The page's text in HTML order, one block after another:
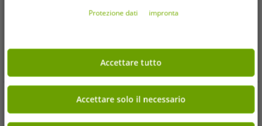
RRP73,15 €* 10,73 € RRP48,76 €* 2,45 €
Opinioni dei clienti
Protezione dati impronta
Accettare tutto
Accettare solo il necessario